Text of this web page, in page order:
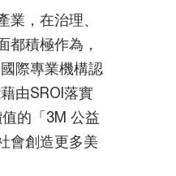
，在治理、
都積極作為，
際專業機構認
由SROI落實
的「3M 公益
會創造更多美